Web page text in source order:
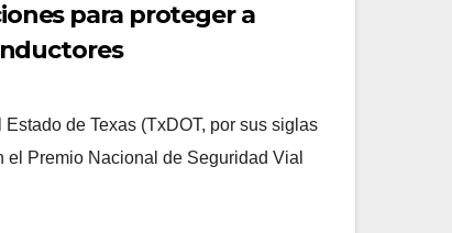
para proteger a
de Texas (TxDOT, por sus siglas
Premio Nacional de Seguridad Vial